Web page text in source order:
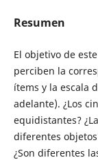
Resumen
El objetivo de
perciben la
ítems y la escala
adelante). ¿Los
equidistantes?
diferentes
¿Son diferentes